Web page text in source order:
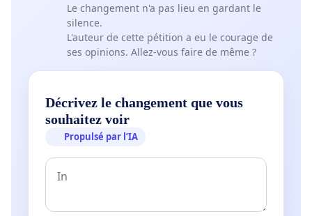
Le changement n'a pas lieu en gardant le
silence.
L'auteur de cette pétition a eu le courage de
ses opinions. Allez-vous faire de même ?
Décrivez le changement que vous
souhaitez voir
Propulsé par l’IA